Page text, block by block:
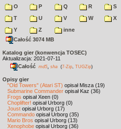
O
P Q R
S
T
U V W
X
Y
Z
inne
Całość 3074 MB
Katalog gier (konwencja TOSEC)
Aktualizacja: 2021-07-11
Całość md5 sha (7-Zip TUGZip)
Opisy gier
"Old Towers" (Atari ST) opisał Misza (19)
Submarine Commander opisał Kaz (36)
Frogs opisał Xeen (0)
Choplifter! opisał Urborg (0)
Joust opisał Urborg (17)
Commando opisał Urborg (35)
Mario Bros opisał Urborg (13)
Xenophobe opisał Urborg (36)